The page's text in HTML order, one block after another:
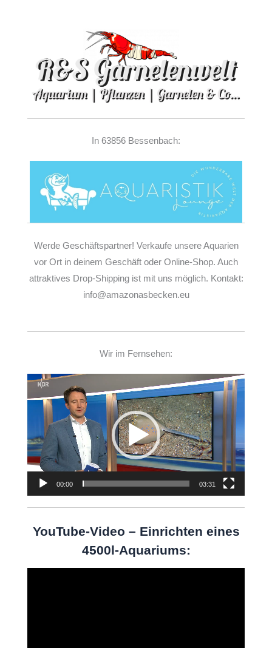
In 63856 Bessenbach:
Werde Geschäftspartner! Verkaufe unsere Aquarien
vor Ort in deinem Geschäft oder Online-Shop. Auch
attraktives Drop-Shipping ist mit uns möglich. Kontakt:
info@amazonasbecken.eu
Wir im Fernsehen:
Player
00:00 03:31
YouTube-Video – Einrichten eines
4500l-Aquariums: